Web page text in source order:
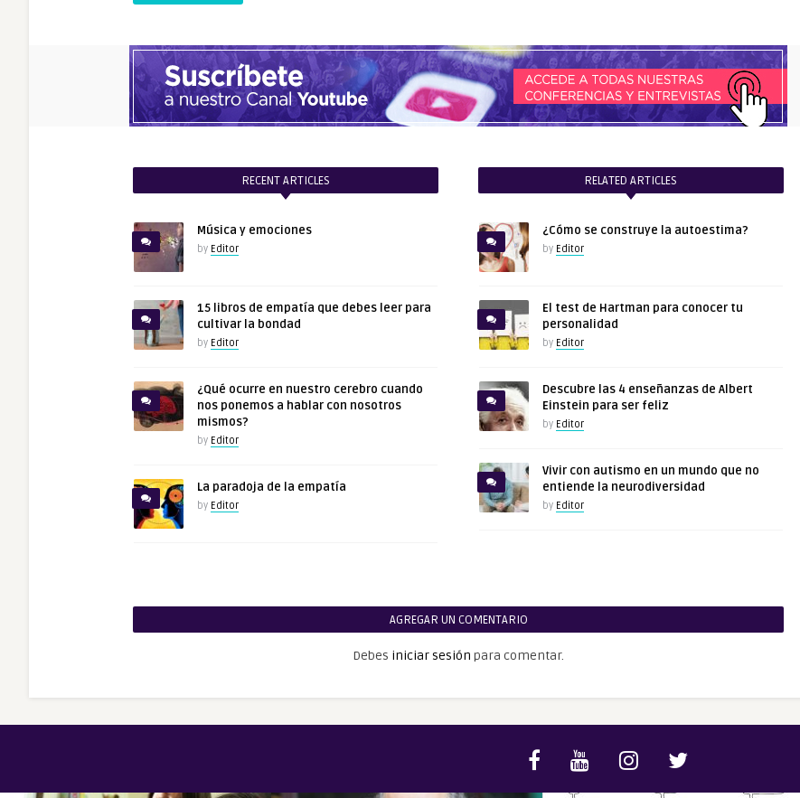
RECENT ARTICLES
Música y emociones
by Editor
15 libros de empatía que debes leer para
cultivar la bondad
by Editor
¿Qué ocurre en nuestro cerebro cuando
nos ponemos a hablar con nosotros
mismos?
by Editor
La paradoja de la empatía
by Editor
RELATED ARTICLES
¿Cómo se construye la autoestima?
by Editor
El test de Hartman para conocer tu
personalidad
by Editor
Descubre las 4 enseñanzas de Albert
Einstein para ser feliz
by Editor
Vivir con autismo en un mundo que no
entiende la neurodiversidad
by Editor
AGREGAR UN COMENTARIO
Debes iniciar sesión para comentar.